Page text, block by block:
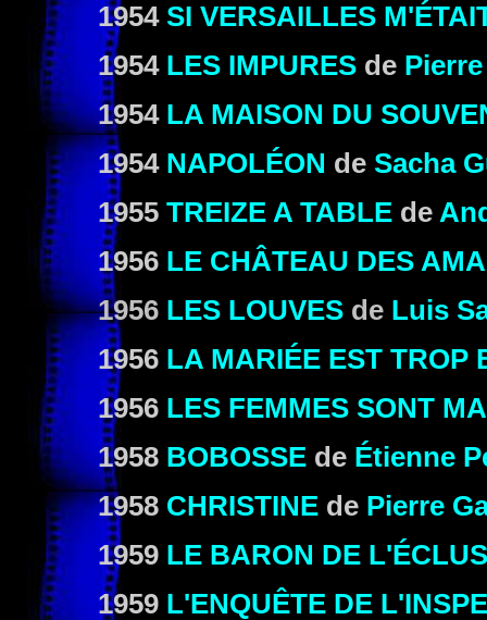
1954 SI VERSAILLES
1954 LES IMPURES de
1954 LA MAISON DU
1954 NAPOLÉON de Sacha
1955 TREIZE A TABLE de
1956 LE CHÂTEAU DES
1956 LES LOUVES de Luis
1956 LA MARIÉE EST TROP
1956 LES FEMMES SONT
1958 BOBOSSE de Étienne
1958 CHRISTINE de Pierre
1959 LE BARON DE
1959 L'ENQUÊTE DE